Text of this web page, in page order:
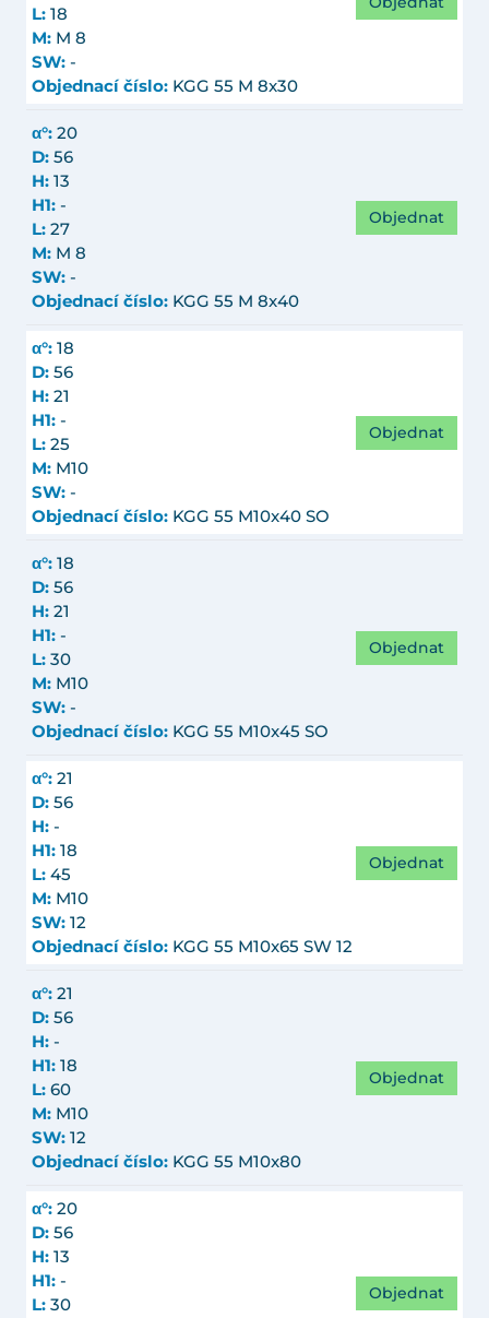
L: 18
M: M 8
SW: -
Objednací číslo: KGG 55 M 8x30
α°: 20
D: 56
H: 13
H1: -
L: 27
M: M 8
SW: -
Objednací číslo: KGG 55 M 8x40
Objednat
α°: 18
D: 56
H: 21
H1: -
L: 25
M: M10
SW: -
Objednací číslo: KGG 55 M10x40 SO
Objednat
α°: 18
D: 56
H: 21
H1: -
L: 30
M: M10
SW: -
Objednací číslo: KGG 55 M10x45 SO
Objednat
α°: 21
D: 56
H: -
H1: 18
L: 45
M: M10
SW: 12
Objednací číslo: KGG 55 M10x65 SW 12
Objednat
α°: 21
D: 56
H: -
H1: 18
L: 60
M: M10
SW: 12
Objednací číslo: KGG 55 M10x80
Objednat
α°: 20
D: 56
H: 13
H1: -
L: 30
Objednat